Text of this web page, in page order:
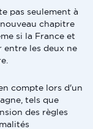
pas seulement à
chapitre
si la France et
entre les deux ne
compte lors d'un
tels que
des règles